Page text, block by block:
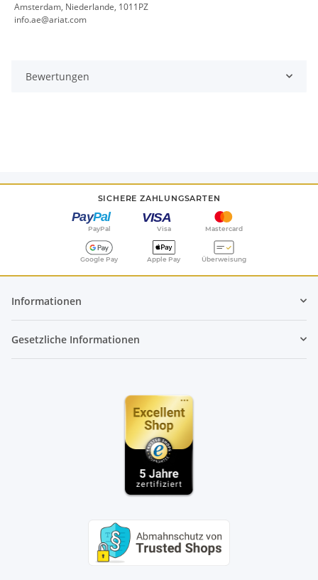
Amsterdam, Niederlande, 1011PZ
info.ae@ariat.com
Bewertungen
SICHERE ZAHLUNGSARTEN
PayPal Visa Mastercard
Google Pay Apple Pay Überweisung
Informationen
Gesetzliche Informationen